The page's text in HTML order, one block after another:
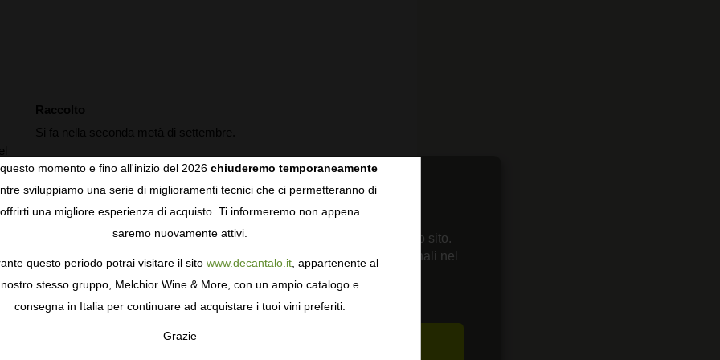
Raccolto
Si fa nella seconda metà di settembre.
Invecchiamento
Per 48 mesi l'ha lasciato invecchiare in una botte di
Jerez.
COOKIES
come i cookie per personalizzare e mejorar la tua esperienza sul nostro sito.
sulla privacy
per saperne di più, o gestisci le tue preferenze personali nel
Consenso.
momento e fino all'inizio del 2026 chiuderemo temporaneamente
sviluppiamo una serie di miglioramenti tecnici che ci permetteranno di
offrirti una migliore esperienza di acquisto. Ti informeremo non appena
saremo nuovamente attivi.
questo periodo potrai visitare il sito www.decantalo.it, appartenente al
nostro stesso gruppo, Melchior Wine & More, con un ampio catalogo e
consegna in Italia per continuare ad acquistare i tuoi vini preferiti.
Grazie